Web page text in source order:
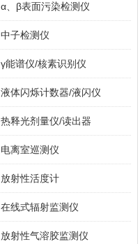
α、β表面污染检测仪
中子检测仪
γ能谱仪/核素识别仪
液体闪烁计数器/液闪仪
热释光剂量仪/读出器
电离室巡测仪
放射性活度计
在线式辐射监测仪
放射性气溶胶监测仪